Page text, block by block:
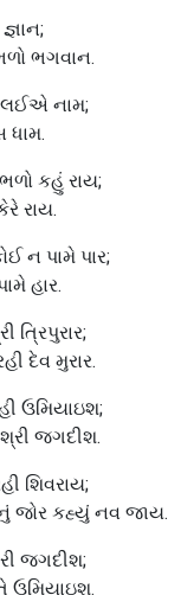
ભગવાન.
નામ;
ધામ.
કહું રાય;
રાય.
ન પામે પાર;
હાર.
ત્રિપુરાર;
દેવ મુરાર.
ઉમિયાઇશ;
જગદીશ.
શિવરાય;
જોર કહ્યું નવ જાય.
જગદીશ;
ઉમિયાઇશ.